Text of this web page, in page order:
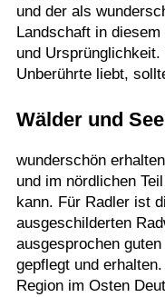
und der als
Landschaft in
und
Unberührte liebt,
Wälder und
wunderschön
und im nördlichen
kann. Für Radler ist
ausgeschilderten
ausgesprochen
gepflegt und
Region im Osten